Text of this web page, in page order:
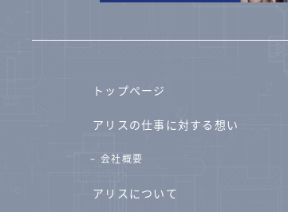
トップページ
アリスの仕事に対する想い
会社概要
アリスについて